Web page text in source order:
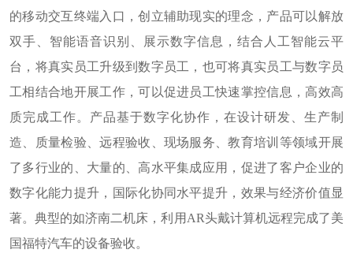
的移动交互终端入口，创立辅助现实的理念，产品可以解放
双手、智能语音识别、展示数字信息，结合人工智能云平
台，将真实员工升级到数字员工，也可将真实员工与数字员
工相结合地开展工作，可以促进员工快速掌控信息，高效高
质完成工作。产品基于数字化协作，在设计研发、生产制
造、质量检验、远程验收、现场服务、教育培训等领域开展
了多行业的、大量的、高水平集成应用，促进了客户企业的
数字化能力提升，国际化协同水平提升，效果与经济价值显
著。典型的如济南二机床，利用 AR头戴计算机远程完成了美
国福特汽车的设备验收。